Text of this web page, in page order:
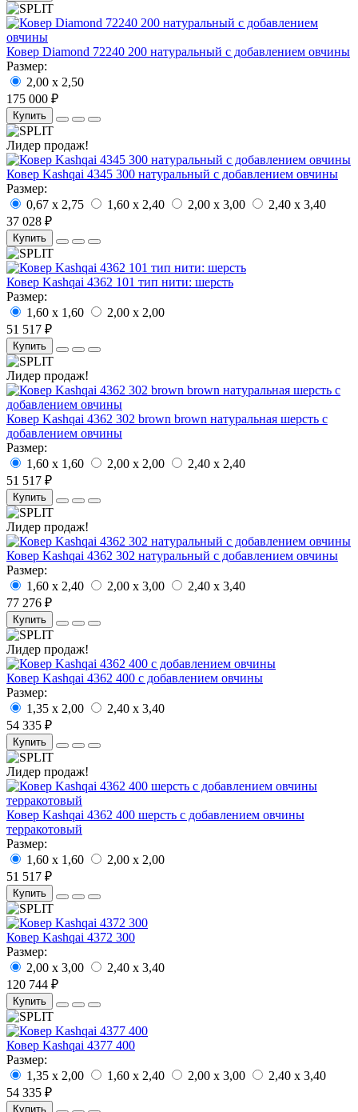
Ковер Diamond 72240 200 натуральный с добавлением овчины
Размер:
2,00 x 2,50
175 000 ₽
Купить
Лидер продаж!
Ковер Kashqai 4345 300 натуральный с добавлением овчины
Размер:
0,67 x 2,75
1,60 x 2,40 2,00 x 3,00
2,40 x 3,40
37 028 ₽
Купить
Ковер Kashqai 4362 101 тип нити: шерсть
Размер:
1,60 x 1,60
2,00 x 2,00
51 517 ₽
Купить
Лидер продаж!
Ковер Kashqai 4362 302 brown brown натуральная шерсть с
добавлением овчины
Размер:
1,60 x 1,60
2,00 x 2,00
2,40 x 2,40
51 517 ₽
Купить
Лидер продаж!
Ковер Kashqai 4362 302 натуральный с добавлением овчины
Размер:
1,60 x 2,40
2,00 x 3,00
2,40 x 3,40
77 276 ₽
Купить
Лидер продаж!
Ковер Kashqai 4362 400 с добавлением овчины
Размер:
1,35 x 2,00
2,40 x 3,40
54 335 ₽
Купить
Лидер продаж!
Ковер Kashqai 4362 400 шерсть с добавлением овчины
терракотовый
Размер:
1,60 x 1,60
2,00 x 2,00
51 517 ₽
Купить
Ковер Kashqai 4372 300
Размер:
2,00 x 3,00
2,40 x 3,40
120 744 ₽
Купить
Ковер Kashqai 4377 400
Размер:
1,35 x 2,00
1,60 x 2,40 2,00 x 3,00
2,40 x 3,40
54 335 ₽
Купить